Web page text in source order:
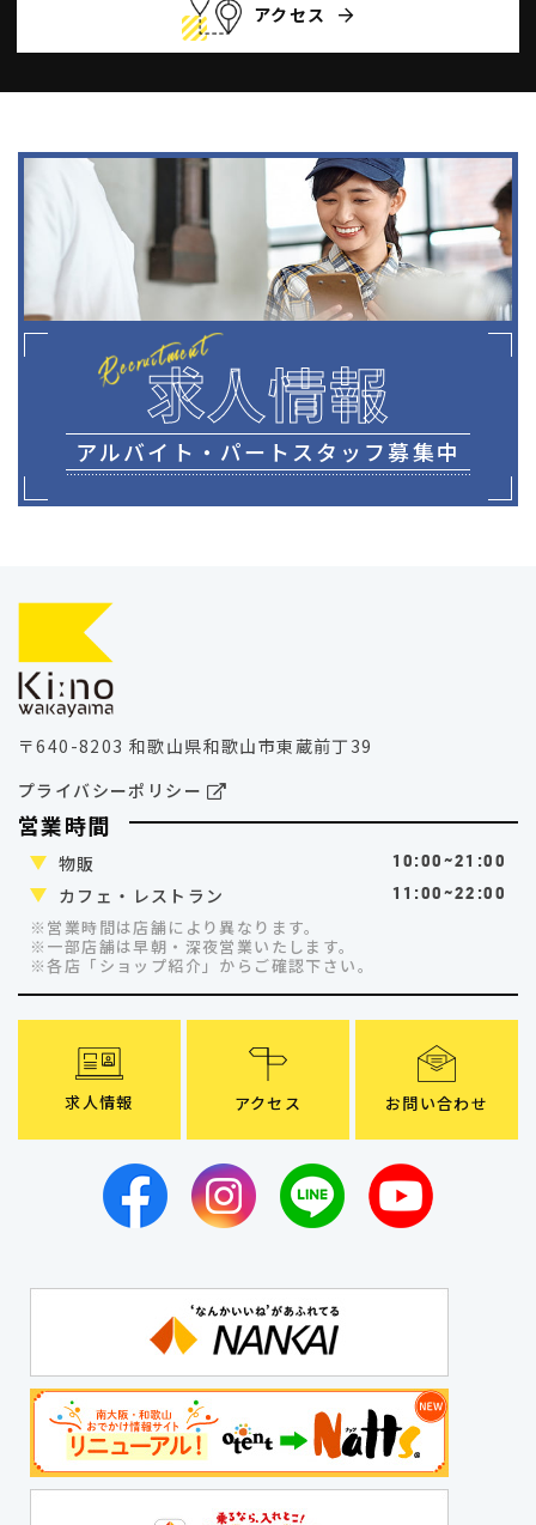
アクセス
求人情報
アルバイト・パートスタッフ募集中
〒640-8203 和歌山県和歌山市東蔵前丁39
プライバシーポリシー
営業時間
物販 10:00~21:00
カフェ・レストラン 11:00~22:00
※営業時間は店舗により異なります。
※一部店舗は早朝・深夜営業いたします。
※各店「ショップ紹介」 からご確認下さい。
求人情報 アクセス お問い合わせ